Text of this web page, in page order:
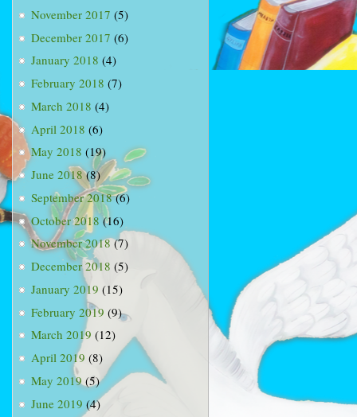
November 2017 (5)
December 2017 (6)
January 2018 (4)
February 2018 (7)
March 2018 (4)
April 2018 (6)
May 2018 (19)
June 2018(8)
September 2018(6)
October 2018(16)
November 2018(7)
December 2018 (5)
January 2019 (15)
February 2019 (9)
March 2019 (12)
April 2019 (8)
May 2019(5)
June 2019 (4)